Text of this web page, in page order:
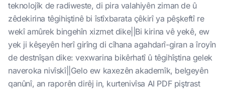
teknolojîk de radiweste, di pira valahiyên ziman de û
zêdekirina têgihiştinê bi îstîxbarata çêkirî ya pêşkeftî re
wekî amûrek bingehîn xizmet dike||Bi kirina vê yekê, ew
yek ji kêşeyên herî girîng di cîhana agahdarî-giran a îroyîn
de destnîşan dike: vexwarina bikêrhatî û têgihîştina gelek
naveroka nivîskî||Gelo ew kaxezên akademîk, belgeyên
qanûnî, an raporên dirêj in, kurtenivîsa AI PDF piştrast